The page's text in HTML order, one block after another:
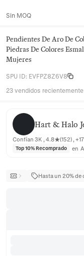
Sin MOQ
Pendientes De Aro De
Piedras De Colores
Mujeres
SPU ID: EVFPZ8Z6V8
23 vendidos recientemente
Hart & Halo Jewelry
Hart & Halo
Confían 3K , 4.8★(152) ,
Top 10% Recomprado en
Hasta un 20%